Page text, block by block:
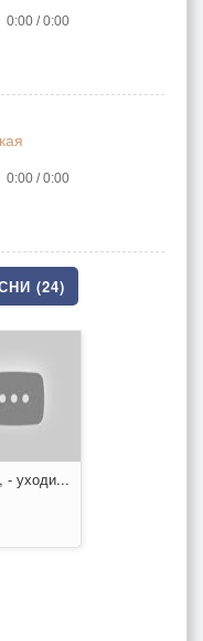
0:00 / 0:00
0:00 / 0:00
(24)
- уходи...